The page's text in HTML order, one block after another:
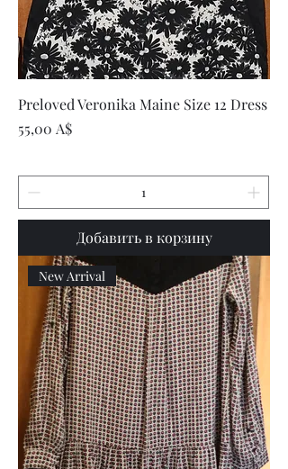
Preloved Veronika Maine Size 12 Dress
Цена
55,00 A$
Добавить в корзину
New Arrival